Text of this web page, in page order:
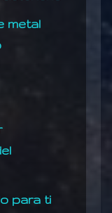
metal
para ti